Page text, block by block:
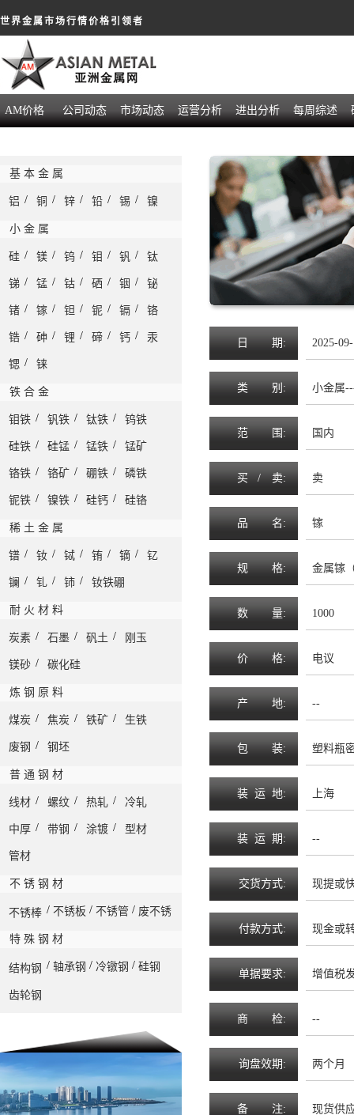
世界金属市场行情价格引领者
AM价格 公司动态 市场动态 运营分析 进出分析 每周综述
基 本 金 属
铝 / 铜 / 锌 / 铅 / 锡 / 镍
小 金 属
硅 / 镁 / 钨 / 钼 / 钒 / 钛
锑 / 锰 / 钴 / 硒 / 铟 / 铋
锗 / 镓 / 钽 / 铌 / 镉 / 铬
锆 / 砷 / 锂 / 碲 / 钙 / 汞
锶 / 铼
铁 合 金
钼铁 / 钒铁 / 钛铁 / 钨铁
硅铁 / 硅锰 / 锰铁 / 锰矿
铬铁 / 铬矿 / 硼铁 / 磷铁
铌铁 / 镍铁 / 硅钙 / 硅铬
稀 土 金 属
镨 / 钕 / 铽 / 铕 / 镝 / 钇
镧 / 钆 / 铈 / 钕铁硼
耐 火 材 料
炭素 / 石墨 / 矾土 / 刚玉
镁砂 / 碳化硅
炼 钢 原 料
煤炭 / 焦炭 / 铁矿 / 生铁
废钢 / 钢坯
普 通 钢 材
线材 / 螺纹 / 热轧 / 冷轧
中厚 / 带钢 / 涂镀 / 型材
管材
不 锈 钢 材
不锈棒 / 不锈板 / 不锈管 / 废不锈
特 殊 钢 材
结构钢 / 轴承钢 / 冷镦钢 / 硅钢
齿轮钢
日 期: 2025-
类 别: 小金属
范 围 : 国内
买 / 卖: 卖
品 名 : 镓
规 格: 金属镓
数 量: 1000
价 格: 电议
产 地: --
包 装: 塑料瓶
装 运 地: 上海
装 运 期 : --
交货方式: 现提或
付款方式: 现金或
单据要求: 增值税
商 检: --
询盘效期 : 两个月
备 注: 现货供